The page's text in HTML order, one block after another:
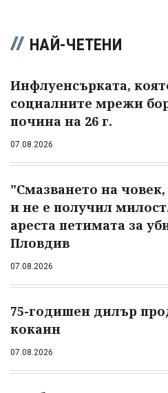
НАЙ-ЧЕТЕНИ
Инфлуенсърката,
социалните мрежи
почина на 26 г.
07.08.2026
"Смазването на
и не е получил
ареста петимата за
Пловдив
07.08.2026
75-годишен дилър
кокаин
07.08.2026